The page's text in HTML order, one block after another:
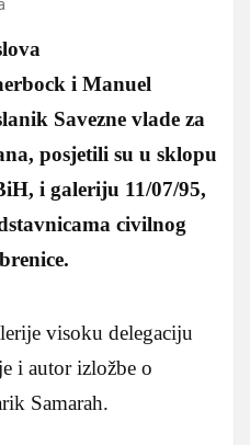
i Manuel
Savezne vlade za
posjetili su u sklopu
i galeriju 11/07/95,
civilnog
visoku delegaciju
i autor izložbe o
Samarah.